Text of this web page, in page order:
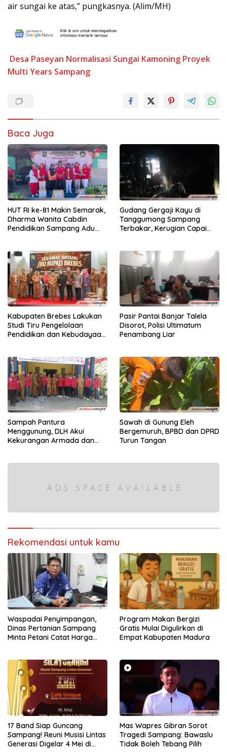
air sungai ke atas,” pungkasnya. (Alim/MH)
Desa Paseyan Normalisasi Sungai Kamoning Proyek
Multi Years Sampang
Baca Juga
HUT RI ke-81 Makin Semarak,
Dharma Wanita Cabdin
Pendidikan Sampang Adu
Gudang Gergaji Kayu di
Tanggumong Sampang
Terbakar, Kerugian Capai
Kabupaten Brebes Lakukan
Studi Tiru Pengelolaan
Pendidikan dan Kebudayaan
Pasir Pantai Banjar Talela
Disorot, Polisi Ultimatum
Penambang Liar
Sampah Pantura
Menggunung, DLH Akui
Kekurangan Armada dan
Sawah di Gunung Eleh
Bergemuruh, BPBD dan DPRD
Turun Tangan
Rekomendasi untuk kamu
Waspadai Penyimpangan,
Dinas Pertanian Sampang
Minta Petani Catat Harga
Program Makan Bergizi
Gratis Mulai Digulirkan di
Empat Kabupaten Madura
17 Band Siap Guncang
Sampang! Reuni Musisi Lintas
Generasi Digelar 4 Mei di
Mas Wapres Gibran Sorot
Tragedi Sampang: Bawaslu
Tidak Boleh Tebang Pilih